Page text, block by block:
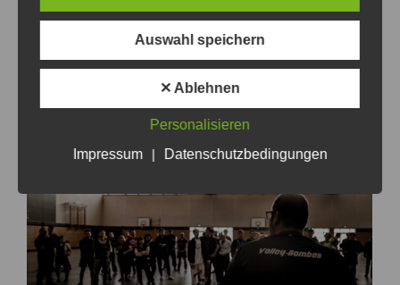
Auswahl speichern
✕ Ablehnen
Personalisieren
Impressum
| Datenschutzbedingungen